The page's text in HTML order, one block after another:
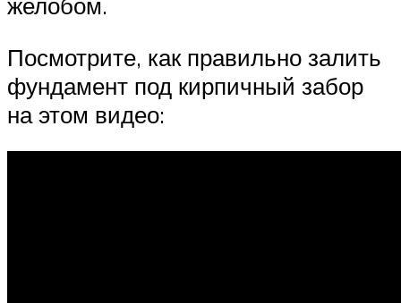
Посмотрите, как правильно залить
фундамент под кирпичный забор
на этом видео: